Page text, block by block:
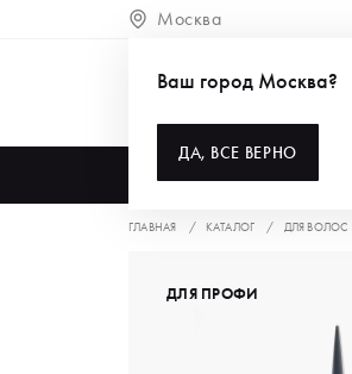
Москва
Ваш город Москва?
ДА, ВСЕ ВЕРНО
ГЛАВНАЯ КАТАЛОГ ДЛЯ ВОЛОС
ДЛЯ ПРОФИ